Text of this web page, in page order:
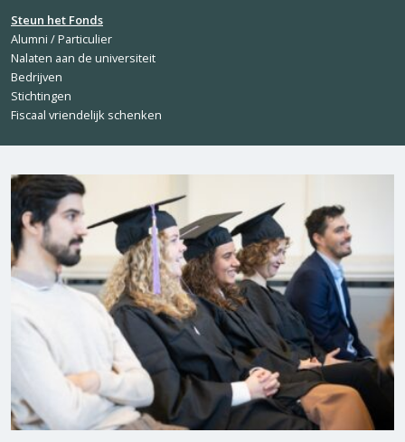
Steun het Fonds
Alumni / Particulier
Nalaten aan de universiteit
Bedrijven
Stichtingen
Fiscaal vriendelijk schenken